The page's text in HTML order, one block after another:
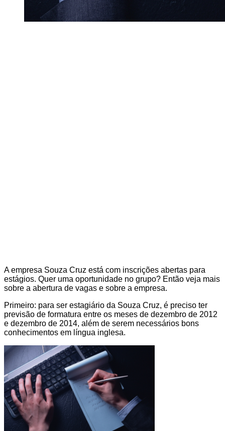
A empresa Souza Cruz está com inscrições abertas para
estágios. Quer uma oportunidade no grupo? Então veja mais
sobre a abertura de vagas e sobre a empresa.
Primeiro: para ser estagiário da Souza Cruz, é preciso ter
previsão de formatura entre os meses de dezembro de 2012
e dezembro de 2014, além de serem necessários bons
conhecimentos em língua inglesa.